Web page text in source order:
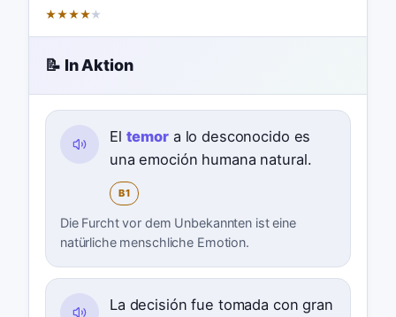
★★★★★
📝 In Aktion
El temora lo desconocido es
una emoción humana natural.
B1
Die Furcht vor dem Unbekannten ist eine
natürliche menschliche Emotion.
La decisión fue tomada con gran